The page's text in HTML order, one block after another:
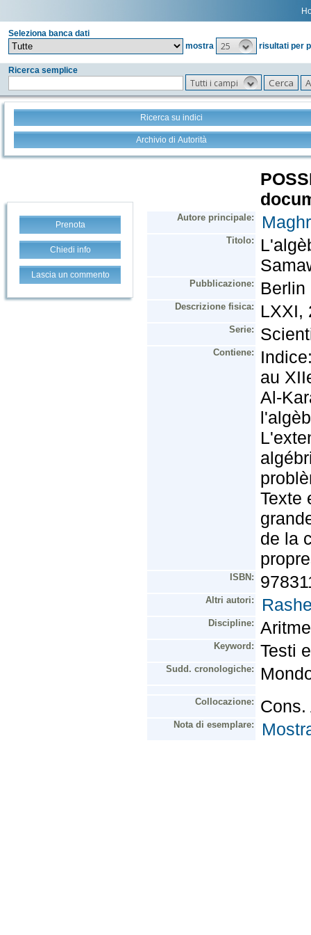
Seleziona banca dati
mostra
25 risultati per
Ricerca semplice
Tutti i campi
Ricerca su indici
Archivio di Autorità
Prenota
Chiedi info
Lascia un commento